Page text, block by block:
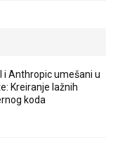
i Anthropic umešani u
Kreiranje lažnih
koda